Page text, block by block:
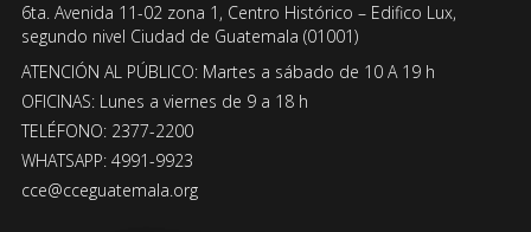
6ta. Avenida 11-02 zona 1, Centro Histórico – Edifico Lux,
segundo nivel Ciudad de Guatemala (01001)
ATENCIÓN AL PÚBLICO: Martes a sábado de 10 A 19 h
OFICINAS: Lunes a viernes de 9 a 18 h
TELÉFONO: 2377-2200
WHATSAPP: 4991-9923
cce@cceguatemala.org